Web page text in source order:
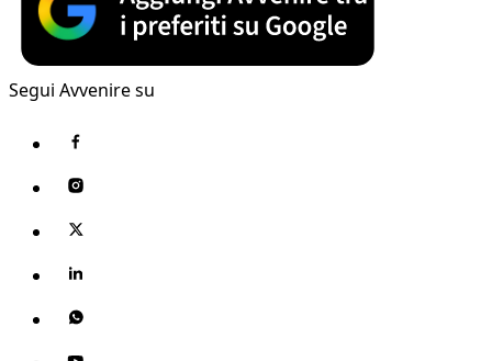
Segui Avvenire su